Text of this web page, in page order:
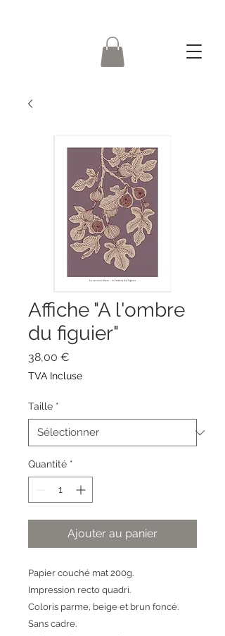
Affiche "A l'ombre
du figuier"
38,00 €
TVA Incluse
Taille *
Quantité *
Ajouter au panier
Papier couché mat 200g.
Impression recto quadri.
Coloris parme, beige et brun foncé.
Sans cadre.